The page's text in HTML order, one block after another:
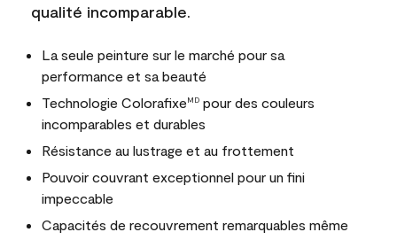
qualité incomparable.
La seule peinture sur le marché pour sa
performance et sa beauté
Technologie Colorafixe MD pour des couleurs
incomparables et durables
Résistance au lustrage et au frottement
Pouvoir couvrant exceptionnel pour un fini
impeccable
Capacités de recouvrement remarquables même